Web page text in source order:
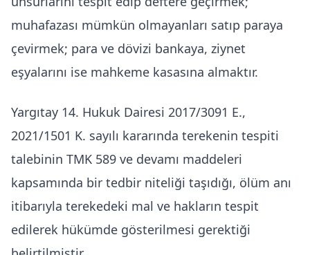
muhafazası mümkün olmayanları satıp paraya
çevirmek; para ve dövizi bankaya, ziynet
eşyalarını ise mahkeme kasasına almaktır.
Yargıtay 14. Hukuk Dairesi 2017/3091 E.,
2021/1501 K. sayılı kararında terekenin tespiti
talebinin TMK 589 ve devamı maddeleri
kapsamında bir tedbir niteliği taşıdığı, ölüm anı
itibarıyla terekedeki mal ve hakların tespit
edilerek hükümde gösterilmesi gerektiği